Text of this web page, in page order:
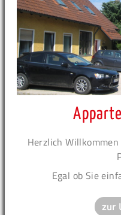
Herzlich
Egal ob Sie
zur